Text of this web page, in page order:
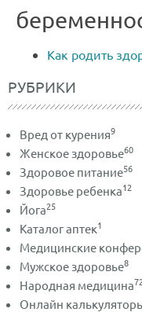
РУБРИКИ
Вред от курения9
Женское здоровье60
Здоровое питание56
Здоровье ребенка12
Йога25
Каталог аптек1
Медицинские
Мужское здоровье8
Народная медицина
Онлайн
Как родить